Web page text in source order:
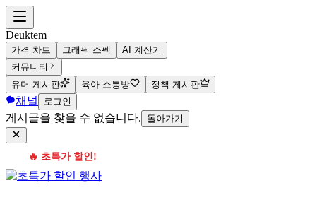
Deuktem
가격 차트 그래픽 스펙
AI 계산기
커뮤니티
유머 게시판
육아 소통방 정책 게시판
채널 로그인
게시글을 찾을 수 없습니다. 돌아가기
🔥 초특가 할인!